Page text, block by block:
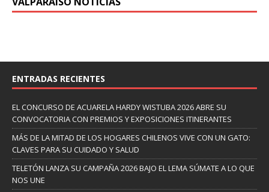
ENTRADAS RECIENTES
EL CONCURSO DE ACUARELA HARDY WISTUBA 2026 ABRE SU
CONVOCATORIA CON PREMIOS Y EXPOSICIONES ITINERANTES
MÁS DE LA MITAD DE LOS HOGARES CHILENOS VIVE CON UN GATO:
CLAVES PARA SU CUIDADO Y SALUD
TELETÓN LANZA SU CAMPAÑA 2026 BAJO EL LEMA SÚMATE A LO QUE
NOS UNE